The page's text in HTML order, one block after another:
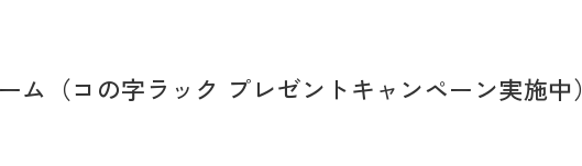
ム（コの字ラック プレゼントキャンペーン実施中）